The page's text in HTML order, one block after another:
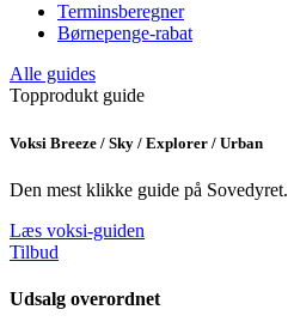
Terminsberegner
Børnepenge-rabat
Alle guides
Topprodukt guide
Voksi Breeze / Sky / Explorer / Urban
Den mest klikke guide på Sovedyret.
Læs voksi-guiden
Tilbud
Udsalg overordnet